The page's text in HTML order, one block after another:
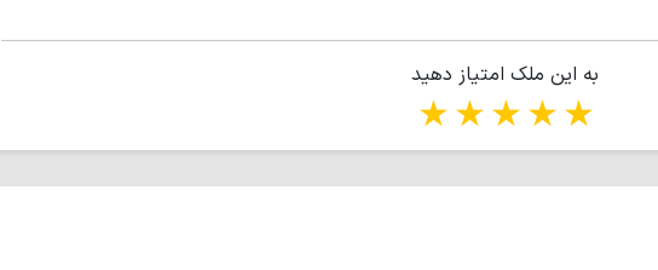
به این ملک امتیاز دهید
5 stars
4 stars
3 stars
2 stars